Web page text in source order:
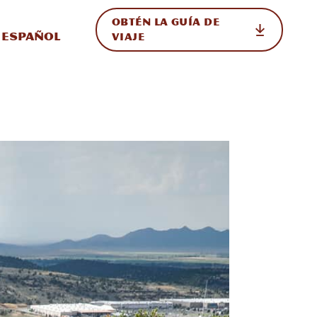
en el sitioInternacional
Español
OBTÉN LA GUÍA DE
VIAJE